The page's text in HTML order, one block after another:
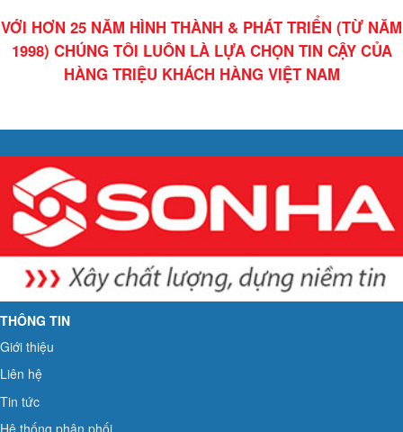
VỚI HƠN 25 NĂM HÌNH THÀNH & PHÁT TRIỂN (TỪ NĂM
1998) CHÚNG TÔI LUÔN LÀ LỰA CHỌN TIN CẬY CỦA
HÀNG TRIỆU KHÁCH HÀNG VIỆT NAM
THÔNG TIN
Giới thiệu
Liên hệ
Tin tức
Hệ thống phân phối